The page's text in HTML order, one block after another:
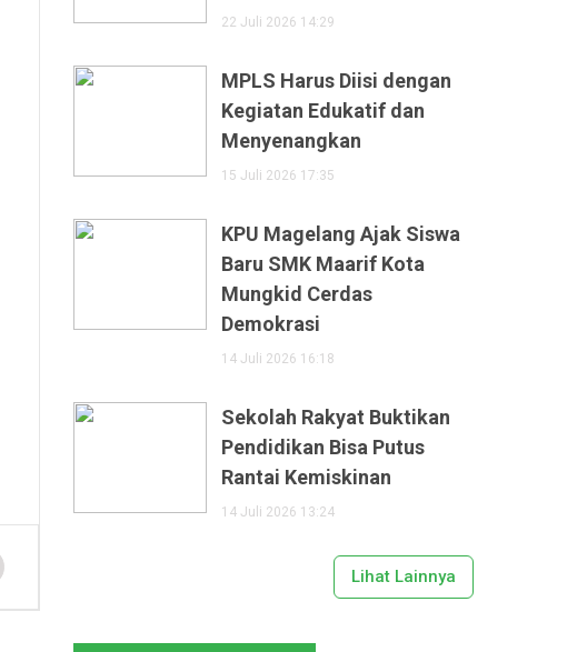
22 Juli 2026 14:29
MPLS Harus Diisi dengan
Kegiatan Edukatif dan
Menyenangkan
15 Juli 2026 17:35
KPU Magelang Ajak Siswa
Baru SMK Maarif Kota
Mungkid Cerdas
Demokrasi
14 Juli 2026 16:18
Sekolah Rakyat Buktikan
Pendidikan Bisa Putus
Rantai Kemiskinan
14 Juli 2026 13:24
Lihat Lainnya